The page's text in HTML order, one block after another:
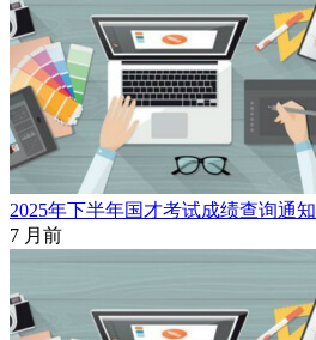
2025年下半年国才考试成绩查询通知
7 月前